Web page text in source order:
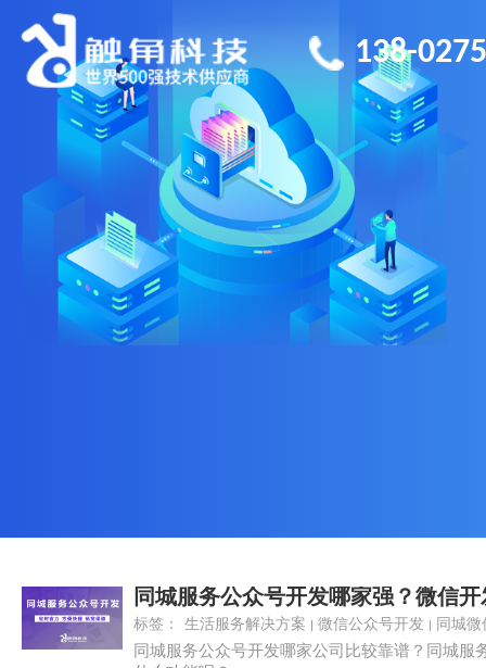
138-
同城服务公众号开发哪家强？微信开
标签： 生活服务解决方案 微信公众号开发
同城
同城服务公众号开发哪家公司比较靠谱？同城服